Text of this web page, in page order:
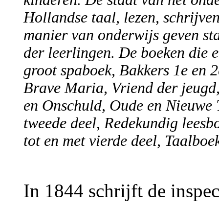
Hollandse taal, lezen,
manier van onderwijs geven
der leerlingen. De boeken die
groot spaboek, Bakkers 1e en
Brave Maria, Vriend der
en Onschuld, Oude en Nieuwe
tweede deel, Redekundig
tot en met vierde deel,
In 1844 schrijft de